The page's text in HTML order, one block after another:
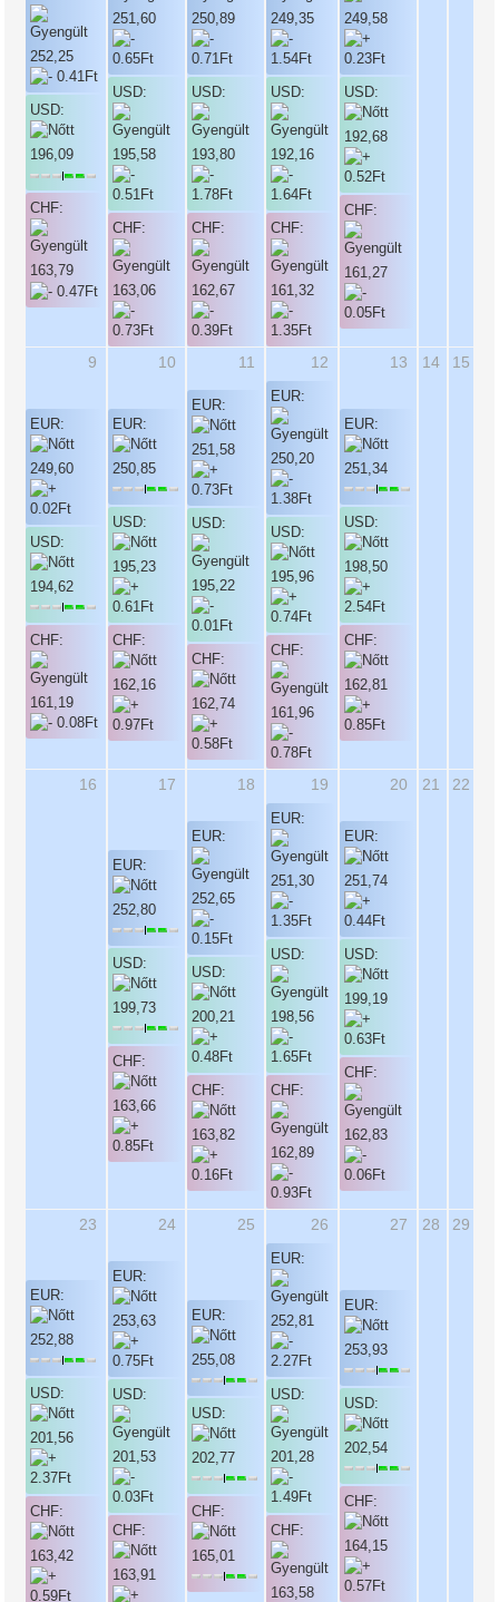
252,25
USD:
196,09
CHF:
163,79
251,60
USD:
195,58
CHF:
163,06
250,89
USD:
193,80
CHF:
162,67
249,35
USD:
192,16
CHF:
161,32
249,58
USD:
192,68
CHF:
161,27
9
EUR:
249,60
USD:
194,62
CHF:
161,19
10
EUR:
250,85
USD:
195,23
CHF:
162,16
11
EUR:
251,58
USD:
195,22
CHF:
162,74
12
EUR:
250,20
USD:
195,96
CHF:
161,96
13
EUR:
251,34
USD:
198,50
CHF:
162,81
14 15
16 17
EUR:
252,80
USD:
199,73
CHF:
163,66
18
EUR:
252,65
USD:
200,21
CHF:
163,82
19
EUR:
251,30
USD:
198,56
CHF:
162,89
20
EUR:
251,74
USD:
199,19
CHF:
162,83
21 22
23
EUR:
252,88
USD:
201,56
CHF:
163,42
24
EUR:
253,63
USD:
201,53
CHF:
163,91
25
EUR:
255,08
USD:
202,77
CHF:
165,01
26
EUR:
252,81
USD:
201,28
CHF:
163,58
27
EUR:
253,93
USD:
202,54
CHF:
164,15
28 29